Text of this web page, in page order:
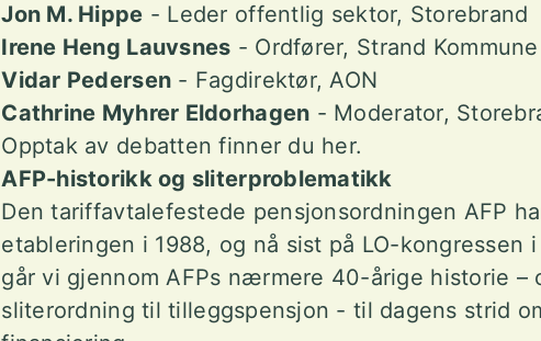
Jon M. Hippe - Leder offentlig sektor, Storebrand
Irene Heng Lauvsnes - Ordfører, Strand Kommune
Vidar Pedersen - Fagdirektør, AON
Cathrine Myhrer Eldorhagen - Moderator,
Opptak av debatten finner du her.
AFP-historikk og sliterproblematikk
Den tariffavtalefestede pensjonsordningen AFP
etableringen i 1988, og nå sist på LO-kongressen
går vi gjennom AFPs nærmere 40-årige historie –
sliterordning til tilleggspensjon - til dagens strid